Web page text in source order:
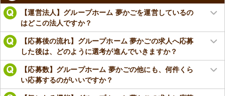
【運営法人】グループホーム 夢かごを運営しているの
はどこの法人ですか？
【応募後の流れ】グループホーム 夢かごの求人へ応募
した後は、どのように選考が進んでいきますか？
【応募数】グループホーム 夢かごの他にも、何件くら
い応募するのがいいですか？